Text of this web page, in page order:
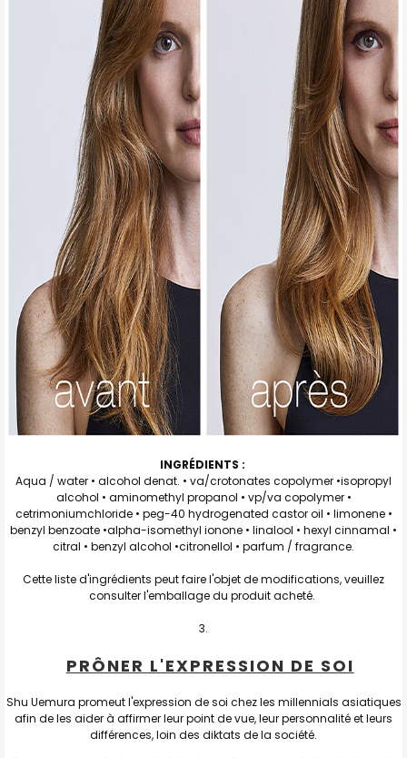
INGRÉDIENTS :
Aqua / water • alcohol denat. • va/crotonates copolymer •isopropyl
alcohol • aminomethyl propanol • vp/va copolymer •
cetrimoniumchloride • peg-40 hydrogenated castor oil • limonene •
benzyl benzoate •alpha-isomethyl ionone • linalool • hexyl cinnamal •
citral • benzyl alcohol •citronellol • parfum / fragrance.
Cette liste d'ingrédients peut faire l'objet de modifications, veuillez
consulter l'emballage du produit acheté.
PRÔNER L'EXPRESSION DE SOI
Shu Uemura promeut l'expression de soi chez les millennials asiatiques
afin de les aider à affirmer leur point de vue, leur personnalité et leurs
différences, loin des diktats de la société.